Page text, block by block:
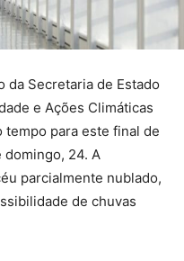
da Secretaria de Estado
e Ações Climáticas
tempo para este final de
domingo, 24. A
parcialmente nublado,
de chuvas